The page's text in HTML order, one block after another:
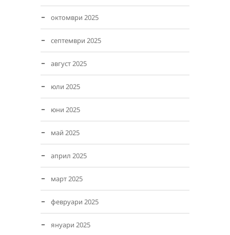
октомври 2025
септември 2025
август 2025
юли 2025
юни 2025
май 2025
април 2025
март 2025
февруари 2025
януари 2025